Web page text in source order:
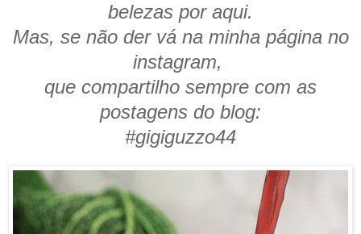
belezas por aqui.
Mas, se não der vá na minha página no
instagram,
que compartilho sempre com as
postagens do blog:
#gigiguzzo44